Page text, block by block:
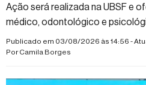
Ação será realizada na UBSF e
médico, odontológico e
trabalhadores do município
Publicado em 03/08/2026 às 14:56 -
PorCamila Borges